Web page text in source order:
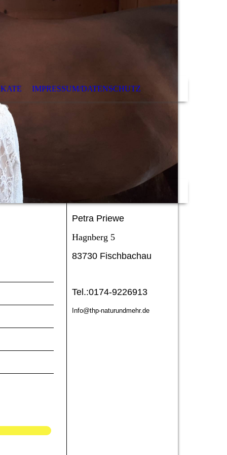
IMPRESSUM/DATENSCHUTZ
Petra Priewe
Hagnberg 5
83730 Fischbachau
Tel.:0174-9226913
Info@thp-naturundmehr.de